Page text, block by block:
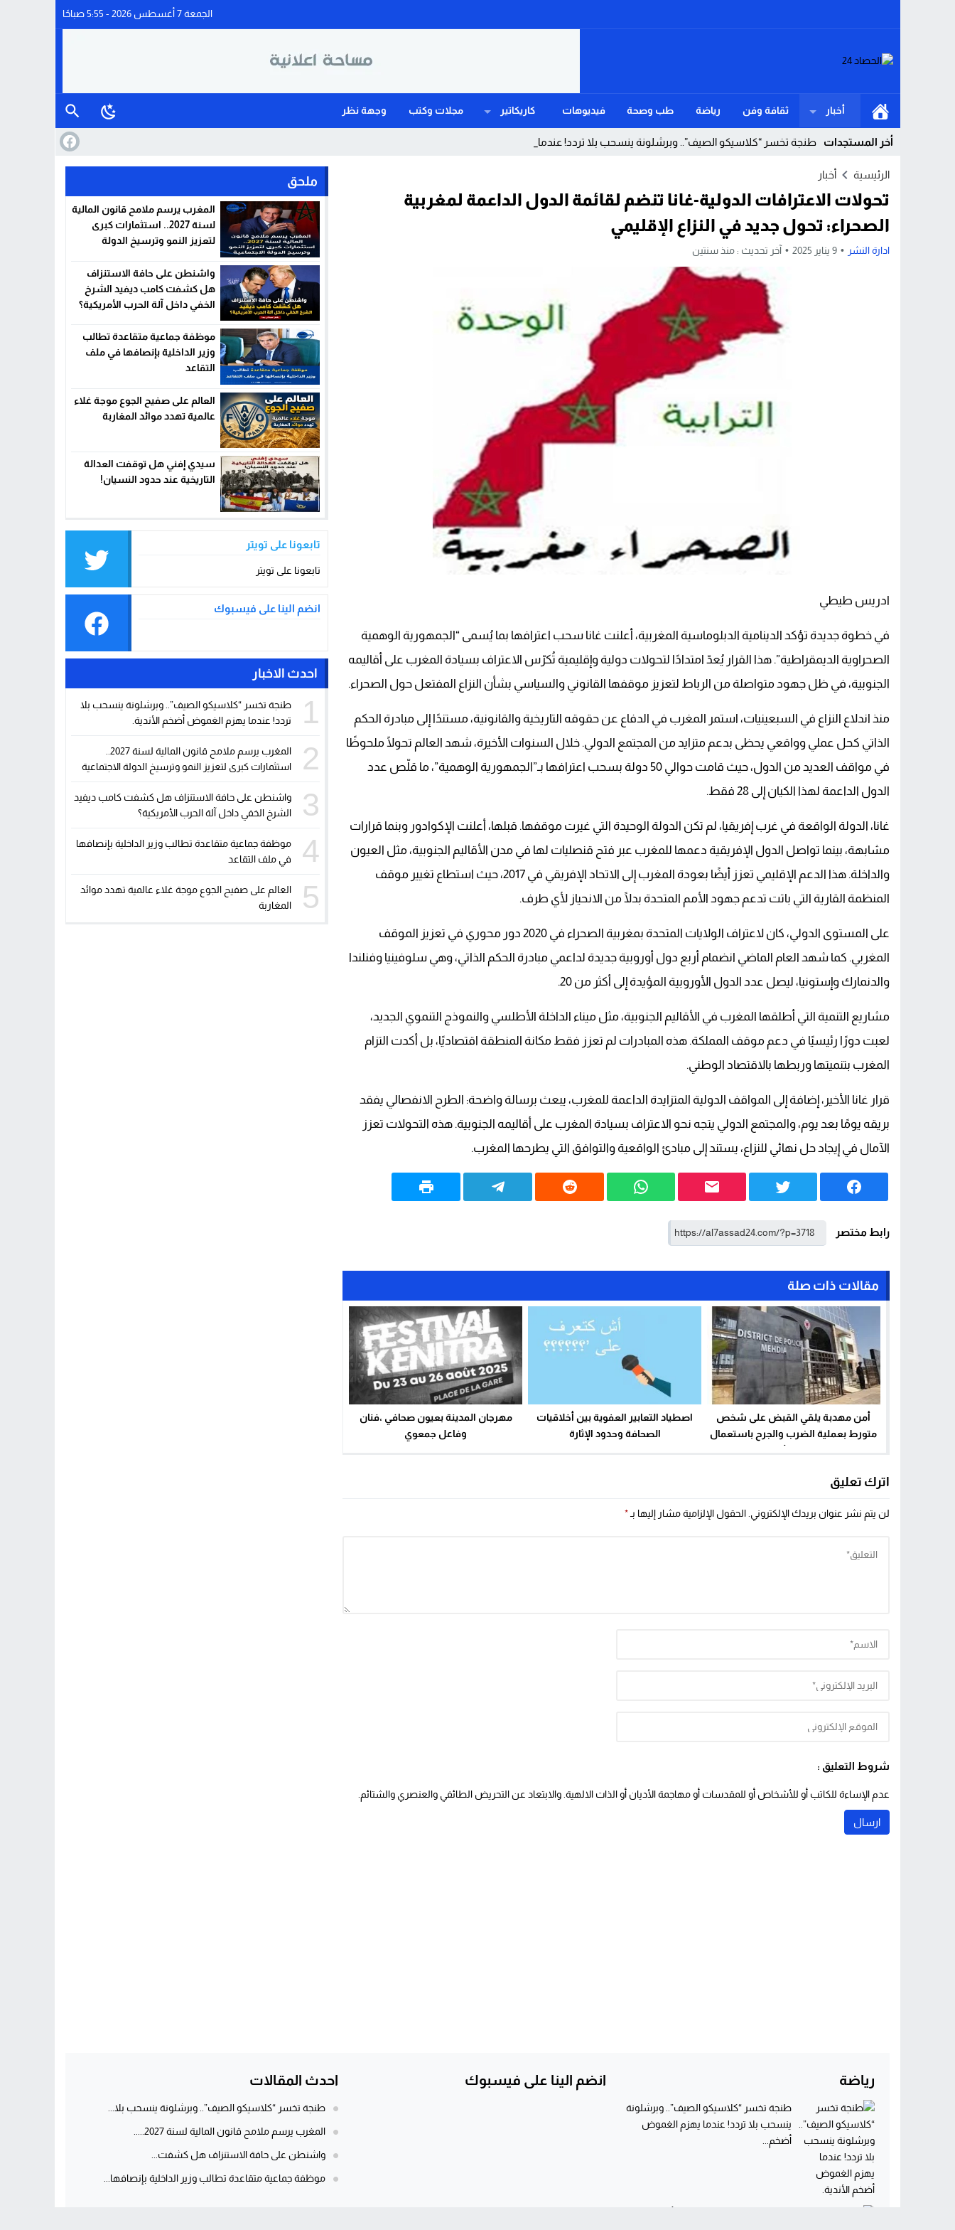
الجمعة 7 أغسطس 2026 - 5:55 صباحًا
أخبار ثقافة وفن رياضة طب وصحة فيديوهات كاريكاتير مجلات وكتب وجهة نظر
أخر المستجدات طنجة تخسر “كلاسيكو الصيف”.. وبرشلونة ينسحب بلا تردد! عندما يهزم الغ _
Previous
Next
الرئيسية أخبار
تحولات الاعترافات الدولية-غانا تنضم لقائمة الدول الداعمة لمغربية
الصحراء: تحول جديد في النزاع الإقليمي
ادارة النشر 9 يناير 2025 آخر تحديث : منذ سنتين
ادريس طيطي
في خطوة جديدة تؤكد الدينامية الدبلوماسية المغربية، أعلنت غانا سحب اعترافها بما يُسمى “الجمهورية الوهمية
الصحراوية الديمقراطية”. هذا القرار يُعدّ امتدادًا لتحولات دولية وإقليمية تُكرّس الاعتراف بسيادة المغرب على أقاليمه
الجنوبية، في ظل جهود متواصلة من الرباط لتعزيز موقفها القانوني والسياسي بشأن النزاع المفتعل حول الصحراء.
منذ اندلاع النزاع في السبعينيات، استمر المغرب في الدفاع عن حقوقه التاريخية والقانونية، مستندًا إلى مبادرة الحكم
الذاتي كحل عملي وواقعي يحظى بدعم متزايد من المجتمع الدولي. خلال السنوات الأخيرة، شهد العالم تحولًا ملحوظًا
في مواقف العديد من الدول، حيث قامت حوالي 50 دولة بسحب اعترافها بـ”الجمهورية الوهمية”، ما قلّص عدد
الدول الداعمة لهذا الكيان إلى 28 فقط.
غانا، الدولة الواقعة في غرب إفريقيا، لم تكن الدولة الوحيدة التي غيرت موقفها. قبلها، أعلنت الإكوادور وبنما قرارات
مشابهة، بينما تواصل الدول الإفريقية دعمها للمغرب عبر فتح قنصليات لها في مدن الأقاليم الجنوبية، مثل العيون
والداخلة. هذا الدعم الإقليمي تعزز أيضًا بعودة المغرب إلى الاتحاد الإفريقي في 2017، حيث استطاع تغيير موقف
المنظمة القارية التي باتت تدعم جهود الأمم المتحدة بدلًا من الانحياز لأي طرف.
على المستوى الدولي، كان لاعتراف الولايات المتحدة بمغربية الصحراء في 2020 دور محوري في تعزيز الموقف
المغربي. كما شهد العام الماضي انضمام أربع دول أوروبية جديدة لداعمي مبادرة الحكم الذاتي، وهي سلوفينيا وفنلندا
والدنمارك وإستونيا، ليصل عدد الدول الأوروبية المؤيدة إلى أكثر من 20.
مشاريع التنمية التي أطلقها المغرب في الأقاليم الجنوبية، مثل ميناء الداخلة الأطلسي والنموذج التنموي الجديد،
لعبت دورًا رئيسيًا في دعم موقف المملكة. هذه المبادرات لم تعزز فقط مكانة المنطقة اقتصاديًا، بل أكدت التزام
المغرب بتنميتها وربطها بالاقتصاد الوطني.
قرار غانا الأخير، إضافة إلى المواقف الدولية المتزايدة الداعمة للمغرب، يبعث برسالة واضحة: الطرح الانفصالي يفقد
بريقه يومًا بعد يوم، والمجتمع الدولي يتجه نحو الاعتراف بسيادة المغرب على أقاليمه الجنوبية. هذه التحولات تعزز
الآمال في إيجاد حل نهائي للنزاع، يستند إلى مبادئ الواقعية والتوافق التي يطرحها المغرب.
رابط مختصر
مقالات ذات صلة
أمن مهدبة يلقي القبض على شخص
متورط بعملية الضرب والجرح باستعمال
اصطياد التعابير العفوية بين أخلاقيات
الصحافة وحدود الإثارة
مهرجان المدينة بعيون صحافي ،فنان
وفاعل جمعوي
اترك تعليق
لن يتم نشر عنوان بريدك الإلكتروني. الحقول الإلزامية مشار إليها بـ *
شروط التعليق :
عدم الإساءة للكاتب أو للأشخاص أو للمقدسات أو مهاجمة الأديان أو الذات الالهية. والابتعاد عن التحريض الطائفي والعنصري والشتائم.
ملحق
المغرب يرسم ملامح قانون المالية
لسنة 2027.. استثمارات كبرى
لتعزيز النمو وترسيخ الدولة
واشنطن على حافة الاستنزاف
هل كشفت كامب ديفيد الشرخ
الخفي داخل آلة الحرب الأمريكية؟
موظفة جماعية متقاعدة تطالب
وزير الداخلية بإنصافها في ملف
التقاعد
العالم على صفيح الجوع موجة غلاء
عالمية تهدد موائد المغاربة
سيدي إفني هل توقفت العدالة
التاريخية عند حدود النسيان!
تابعونا على تويتر
تابعونا على تويتر
انضم الينا على فيسبوك
احدث الاخبار
1
طنجة تخسر “كلاسيكو الصيف”.. وبرشلونة ينسحب بلا
تردد! عندما يهزم الغموض أضخم الأندية.
2
استثمارات كبرى لتعزيز النمو وترسيخ الدولة الاجتماعية
3
واشنطن على حافة الاستنزاف هل كشفت كامب ديفيد
الشرخ الخفي داخل آلة الحرب الأمريكية؟
4
موظفة جماعية متقاعدة تطالب وزير الداخلية بإنصافها
في ملف التقاعد
5
العالم على صفيح الجوع موجة غلاء عالمية تهدد موائد
المغاربة
رياضة
طنجة تخسر “كلاسيكو الصيف”.. وبرشلونة
ينسحب بلا تردد! عندما يهزم الغموض
أضخم...
انضم الينا على فيسبوك احدث المقالات
طنجة تخسر “كلاسيكو الصيف”.. وبرشلونة ينسحب بلا...
المغرب يرسم ملامح قانون المالية لسنة 2027.....
واشنطن على حافة الاستنزاف هل كشفت...
موظفة جماعية متقاعدة تطالب وزير الداخلية بإنصافها...